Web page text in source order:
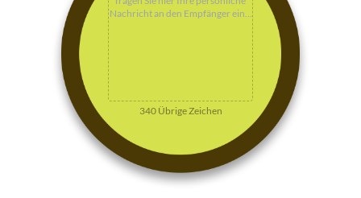
340Übrige Zeichen